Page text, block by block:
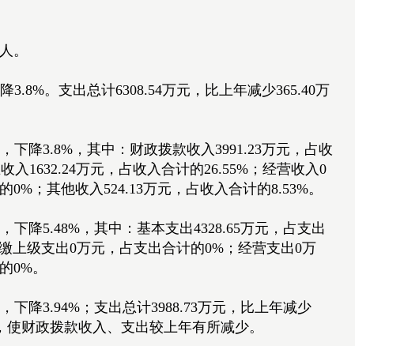
。
3.8%。支出总计6308.54万元，比上年减少365.40万
下降3.8%，其中：财政拨款收入3991.23万元，占收
入1632.24万元，占收入合计的26.55%；经营收入0
；其他收入524.13万元，占收入合计的8.53%。
下降5.48%，其中：基本支出4328.65万元，占支出
上级支出0万元，占支出合计的0%；经营支出0万
0%。
下降3.94%；支出总计3988.73万元，比上年减少
财政拨款收入、支出较上年有所减少。